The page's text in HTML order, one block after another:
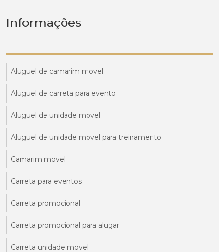
Informações
Aluguel de camarim movel
Aluguel de carreta para evento
Aluguel de unidade movel
Aluguel de unidade movel para treinamento
Camarim movel
Carreta para eventos
Carreta promocional
Carreta promocional para alugar
Carreta unidade movel